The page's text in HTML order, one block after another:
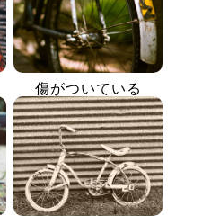
傷がついている